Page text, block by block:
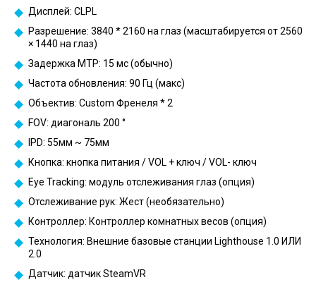
Дисплей: CLPL
Разрешение: 3840 * 2160 на глаз (масштабируется от 2560
× 1440 на глаз)
Задержка MTP: 15 мс (обычно)
Частота обновления: 90 Гц (макс)
Объектив: Custom Френеля * 2
FOV: диагональ 200 °
IPD: 55мм ~ 75мм
Кнопка: кнопка питания / VOL + ключ / VOL- ключ
Eye Tracking: модуль отслеживания глаз (опция)
Отслеживание рук: Жест (необязательно)
Контроллер: Контроллер комнатных весов (опция)
Технология: Внешние базовые станции Lighthouse 1.0 ИЛИ
2.0
Датчик: датчик SteamVR